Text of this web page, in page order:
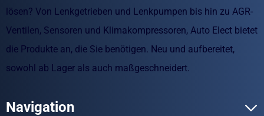
lösen? Von Lenkgetrieben und Lenkpumpen bis hin zu AGR-
Ventilen, Sensoren und Klimakompressoren, Auto Elect bietet
die Produkte an, die Sie benötigen. Neu und aufbereitet,
sowohl ab Lager als auch maßgeschneidert.
Navigation